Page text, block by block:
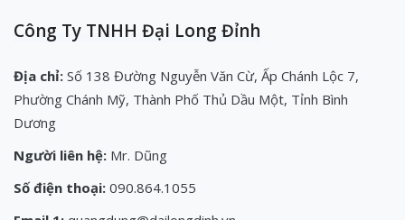
Công Ty TNHH Đại Long Đỉnh
Địa chỉ: Số 138 Đường Nguyễn Văn Cừ, Ấp Chánh Lộc 7,
Phường Chánh Mỹ, Thành Phố Thủ Dầu Một, Tỉnh Bình
Dương
Người liên hệ: Mr. Dũng
Số điện thoại: 090.864.1055